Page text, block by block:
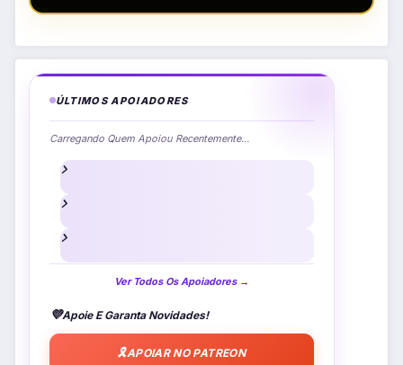
ÚLTIMOS APOIADORES
Carregando Quem Apoiou Recentemente...
Ver Todos Os Apoiadores →
💜Apoie E Garanta Novidades!
🎗️APOIAR NO PATREON